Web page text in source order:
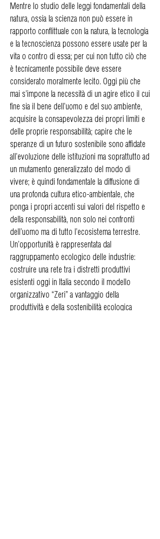
Mentre lo studio delle leggi fondamentali della
natura, ossia la scienza non può essere in
rapporto conflittuale con la natura, la tecnologia
e la tecnoscienza possono essere usate per la
vita o contro di essa; per cui non tutto ciò che
è tecnicamente possibile deve essere
considerato moralmente lecito. Oggi più che
mai s’impone la necessità di un agire etico il cui
fine sia il bene dell’uomo e del suo ambiente,
acquisire la consapevolezza dei propri limiti e
delle proprie responsabilità; capire che le
speranze di un futuro sostenibile sono affidate
all’evoluzione delle istituzioni ma soprattutto ad
un mutamento generalizzato del modo di
vivere; è quindi fondamentale la diffusione di
una profonda cultura etico-ambientale, che
ponga i propri accenti sui valori del rispetto e
della responsabilità, non solo nei confronti
dell’uomo ma di tutto l’ecosistema terrestre.
Un’opportunità è rappresentata dal
raggruppamento ecologico delle industrie:
costruire una rete tra i distretti produttivi
esistenti oggi in Italia secondo il modello
organizzativo “Zeri” a vantaggio della
produttività e della sostenibilità ecologica